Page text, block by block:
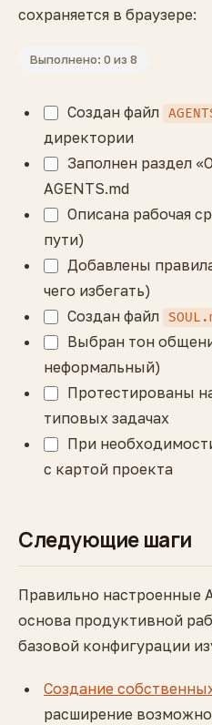
сохраняется в браузере:
Выполнено: 0 из 8
Создан файл
директории
Заполнен раздел
AGENTS.md
Описана рабочая
пути)
Добавлены
чего избегать)
Создан файл
Выбран тон
неформальный)
Протестированы
типовых задачах
При
с картой проекта
Следующие шаги
Правильно настроенные
основа продуктивной
базовой конфигурации
Создание
расширение